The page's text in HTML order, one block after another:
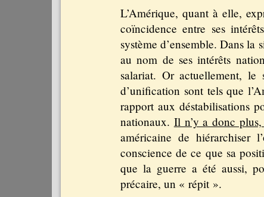
L’Amérique, quant à elle,
coïncidence entre ses
système d’ensemble. Dans
au nom de ses intérêts
salariat. Or actuellement, le
d’unification sont tels que
rapport aux déstabilisations
nationaux. Il n’y a donc
américaine de hiérarchiser
conscience de ce que sa
que la guerre a été aussi,
précaire, un « répit ».